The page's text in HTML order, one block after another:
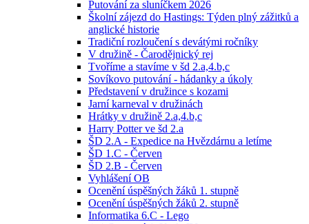
Putování za sluníčkem 2026
Školní zájezd do Hastings: Týden plný zážitků a
anglické historie
Tradiční rozloučení s devátými ročníky
V družině - Čarodějnický rej
Tvoříme a stavíme v šd 2.a,4.b,c
Sovíkovo putování - hádanky a úkoly
Představení v družince s kozami
Jarní karneval v družinách
Hrátky v družině 2.a,4.b,c
Harry Potter ve šd 2.a
ŠD 2.A - Expedice na Hvězdárnu a letíme
ŠD 1.C - Červen
ŠD 2.B - Červen
Vyhlášení OB
Ocenění úspěšných žáků 1. stupně
Ocenění úspěšných žáků 2. stupně
Informatika 6.C - Lego